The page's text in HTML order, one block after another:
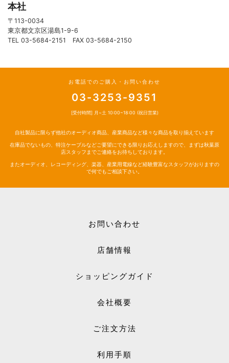
本社
〒113-0034
東京都文京区湯島1-9-6
TEL 03-5684-2151 FAX 03-5684-2150
お電話でのご購入・お問い合わせ
03-3253-9351
[受付時間] 月~土 10:00~18:00 (祝日営業)
自社製品に限らず他社のオーディオ商品、産業商品など様々な商品を取り揃えています
在庫品でないもの、特注ケーブルなどご要望にできる限りお応えしますので、まずは秋葉原
店スタッフまでご連絡をお待ちしております。
またオーディオ、レコーディング、楽器、産業用電線など経験豊富なスタッフがおりますの
で何でもご相談下さい。
お問い合わせ
店舗情報
ショッピングガイド
会社概要
ご注文方法
利用手順